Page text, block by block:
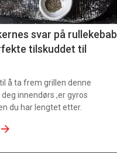
svar på rullekebab
tilskuddet til
å ta frem grillen denne
innendørs ,er gyros
du har lengtet etter.